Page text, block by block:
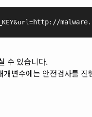
http://
수 있습니다.
개변수에는 안전검사를